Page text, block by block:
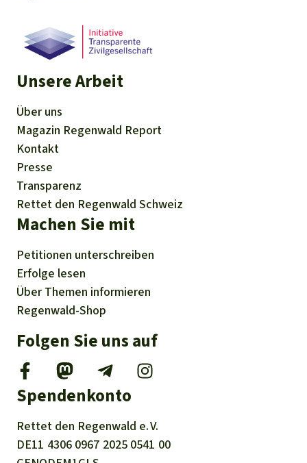
Unsere Arbeit
Über uns
Magazin Regenwald Report
Kontakt
Presse
Transparenz
Rettet den Regenwald Schweiz
Machen Sie mit
Petitionen unterschreiben
Erfolge lesen
Über Themen informieren
Regenwald-Shop
Folgen Sie uns auf
Spendenkonto
Rettet den Regenwald e. V.
DE11 4306 0967 2025 0541 00